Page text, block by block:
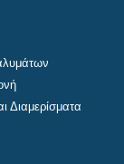
Διαμερίσματα